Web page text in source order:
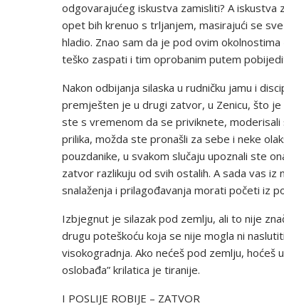
odgovarajućeg iskustva zamisliti? A iskustva
opet bih krenuo s trljanjem, masirajući se
hladio. Znao sam da je pod ovim
teško zaspati i tim oprobanim putem
Nakon odbijanja silaska u rudničku jamu i
premješten je u drugi zatvor, u Zenicu, što
ste s vremenom da se priviknete,
prilika, možda ste pronašli za sebe i neke
pouzdanike, u svakom slučaju upoznali ste
zatvor razlikuju od svih ostalih. A sada vas
snalaženja i prilagođavanja morati početi iz
Izbjegnut je silazak pod zemlju, ali to nije
drugu poteškoću koja se nije mogla ni
visokogradnja. Ako nećeš pod zemlju, hoćeš
oslobađa” krilatica je tiranije.
I POSLIJE ROBIJE – ZATVOR